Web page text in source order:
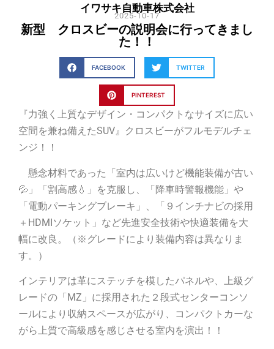
イワサキ自動車株式会社
2025-10-17
新型 クロスビーの説明会に行ってきまし
た！！
FACEBOOK TWITTER
PINTEREST
『力強く上質なデザイン・コンパクトなサイズに広い
空間を兼ね備えたSUV』クロスビーがフルモデルチェ
ンジ！！
懸念材料であった「室内は広いけど機能装備が古い
💦」「割高感💧」を克服し、「降車時警報機能」や
「電動パーキングブレーキ」、「９インチナビの採用
＋HDMIソケット」など先進安全技術や快適装備を大
幅に改良。（※グレードにより装備内容は異なりま
す。）
インテリアは革にステッチを模したパネルや、上級グ
レードの「MZ」に採用された２段式センターコンソ
ールにより収納スペースが広がり、コンパクトカーな
がら上質で高級感を感じさせる室内を演出！！